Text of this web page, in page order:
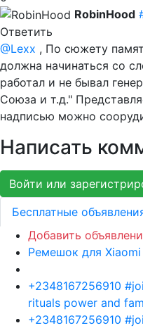
RobinHood
Ответить
@Lexx , По сюжету
должна начинаться со
работал и не бывал
Союза и т.д."
надписью можно
Написать
Войти или
Бесплатные
Добавить
Ремешок для
+2348167256910
rituals power and
+2348167256910